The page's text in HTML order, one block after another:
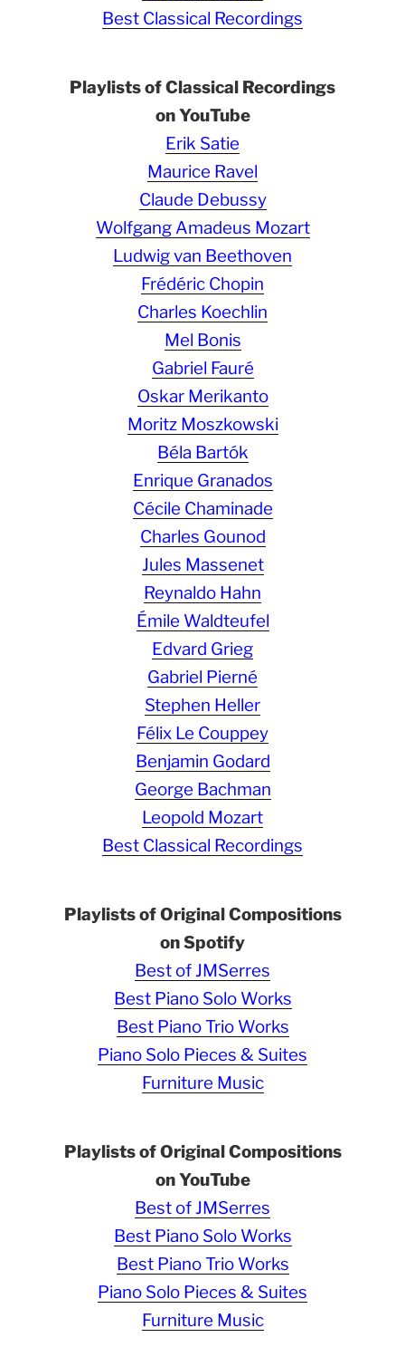
Best Classical Recordings
Playlists of Classical Recordings
on YouTube
Erik Satie
Maurice Ravel
Claude Debussy
Wolfgang Amadeus Mozart
Ludwig van Beethoven
Frédéric Chopin
Charles Koechlin
Mel Bonis
Gabriel Fauré
Oskar Merikanto
Moritz Moszkowski
Béla Bartók
Enrique Granados
Cécile Chaminade
Charles Gounod
Jules Massenet
Reynaldo Hahn
Émile Waldteufel
Edvard Grieg
Gabriel Pierné
Stephen Heller
Félix Le Couppey
Benjamin Godard
George Bachman
Leopold Mozart
Best Classical Recordings
Playlists of Original Compositions
on Spotify
Best of JMSerres
Best Piano Solo Works
Best Piano Trio Works
Piano Solo Pieces & Suites
Furniture Music
Playlists of Original Compositions
on YouTube
Best of JMSerres
Best Piano Solo Works
Best Piano Trio Works
Piano Solo Pieces & Suites
Furniture Music